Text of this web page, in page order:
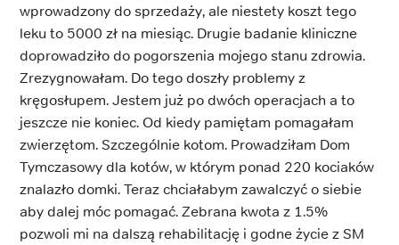
wprowadzony do sprzedaży, ale niestety koszt tego
leku to 5000 zł na miesiąc. Drugie badanie kliniczne
doprowadziło do pogorszenia mojego stanu zdrowia.
Zrezygnowałam. Do tego doszły problemy z
kręgosłupem. Jestem już po dwóch operacjach a to
jeszcze nie koniec. Od kiedy pamiętam pomagałam
zwierzętom. Szczególnie kotom. Prowadziłam Dom
Tymczasowy dla kotów, w którym ponad 220 kociaków
znalazło domki. Teraz chciałabym zawalczyć o siebie
aby dalej móc pomagać. Zebrana kwota z 1.5%
pozwoli mi na dalszą rehabilitację i godne życie z SM